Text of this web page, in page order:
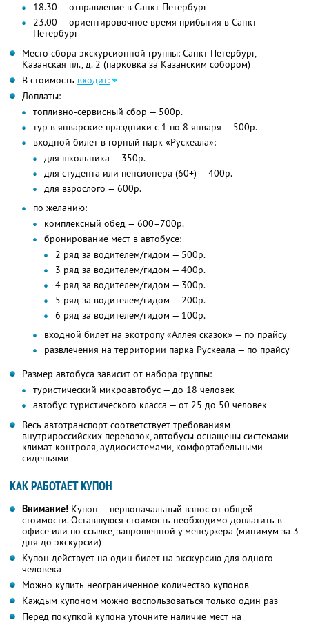
18.30 — отправление в Санкт-Петербург
23.00 — ориентировочное время прибытия в Санкт-
Петербург
Место сбора экскурсионной группы: Санкт-Петербург,
Казанская пл., д. 2 (парковка за Казанским собором)
В стоимость входит:
Доплаты:
топливно-сервисный сбор — 500р.
тур в январские праздники с 1 по 8 января — 500р.
входной билет в горный парк «Рускеала»:
для школьника — 350р.
для студента или пенсионера (60+) — 400р.
для взрослого — 600р.
по желанию:
комплексный обед — 600–700р.
бронирование мест в автобусе:
2 ряд за водителем/гидом — 500р.
3 ряд за водителем/гидом — 400р.
4 ряд за водителем/гидом — 300р.
5 ряд за водителем/гидом — 200р.
6 ряд за водителем/гидом — 100р.
входной билет на экотропу «Аллея сказок» — по прайсу
развлечения на территории парка Рускеала — по прайсу
Размер автобуса зависит от набора группы:
туристический микроавтобус — до 18 человек
автобус туристического класса — от 25 до 50 человек
Весь автотранспорт соответствует требованиям
внутрироссийских перевозок, автобусы оснащены системами
климат-контроля, аудиосистемами, комфортабельными
сиденьями
КАК РАБОТАЕТ КУПОН
Внимание! Купон — первоначальный взнос от общей
стоимости. Оставшуюся стоимость необходимо доплатить в
офисе или по ссылке, запрошенной у менеджера (минимум за 3
дня до экскурсии)
Купон действует на один билет на экскурсию для одного
человека
Можно купить неограниченное количество купонов
Каждым купоном можно воспользоваться только один раз
Перед покупкой купона уточните наличие мест на